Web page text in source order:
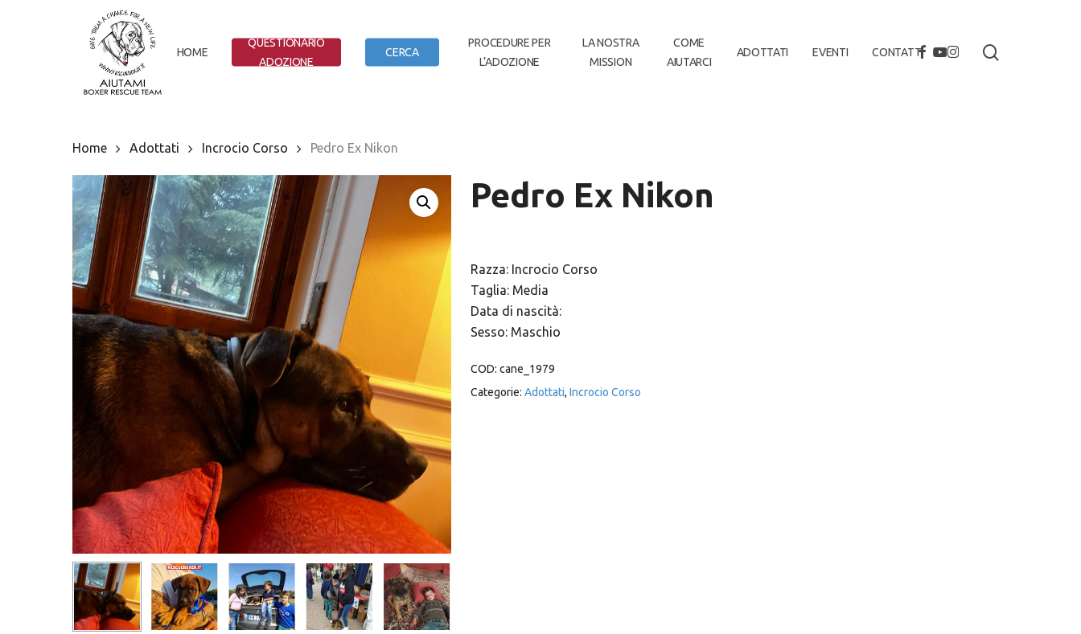
Hit enter to search or ESC to close
HOME
QUESTIONARIO
ADOZIONE
CERCA
PROCEDURE PER
L’ADOZIONE
LA NOSTRA
MISSION
COME
AIUTARCI
ADOTTATI EVENTI CONTATTIFACEBOOK
YOUTUBE
INSTAGRAM
Home Adottati Incrocio Corso Pedro Ex Nikon
Pedro Ex Nikon
Razza: Incrocio Corso
Taglia: Media
Data di nascità:
Sesso: Maschio
COD: cane_1979
Categorie: Adottati, Incrocio Corso